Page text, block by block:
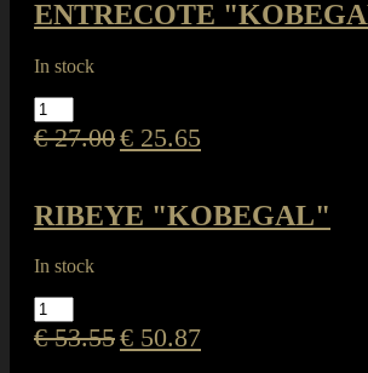
ENTRECOTE
In stock
ENTRECOTE
"KOBEGAL"
quantity
€27.00€ 25.65
RIBEYE "KOBEGAL"
In stock
RIBEYE
"KOBEGAL"
quantity
€53.55€ 50.87